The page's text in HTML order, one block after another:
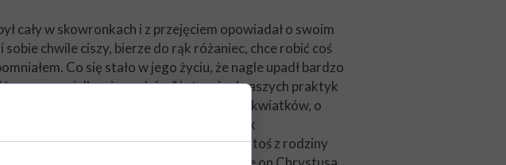
cały w skowronkach i z przejęciem opowiadał o swoim
chwile ciszy, bierze do rąk różaniec, chce robić coś
Co się stało w jego życiu, że nagle upadł bardzo
nazywa „wielką nierządnicą” i stroni od naszych praktyk
na opak (nie zdradzę tu licznych jego kwiatków, o
która się go trzyma. Zachowują się jak
diabelskiego zwiedzenia. W tych dniach ktoś z rodziny